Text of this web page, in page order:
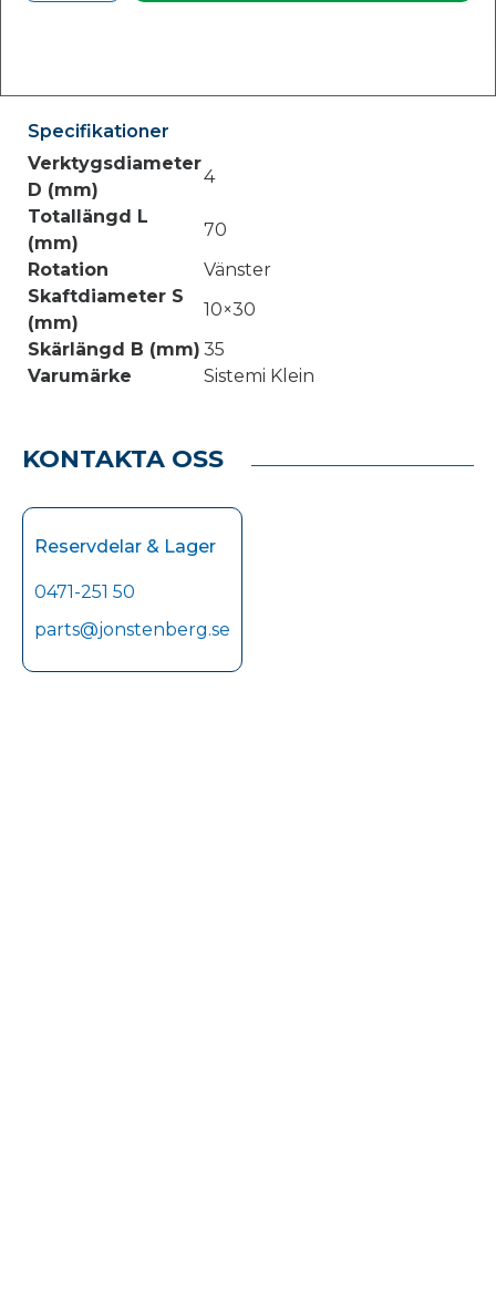
Specifikationer
Verktygsdiameter
D (mm)
4
Totallängd L
(mm)
70
Rotation
Vänster
Skaftdiameter S
(mm)
10×30
Skärlängd B (mm) 35
Varumärke
Sistemi Klein
KONTAKTA OSS
Reservdelar & Lager
0471-251 50
parts@jonstenberg.se